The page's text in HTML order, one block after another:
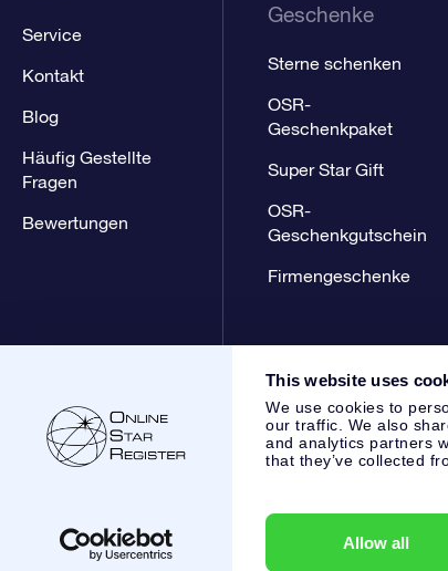
This website uses
We use cookies to
our traffic. We also
and analytics partners
that they’ve collected
Allow all
Service
Kontakt
Blog
Häufig Gestellte
Fragen
Bewertungen
Geschenke
Sterne schenken
OSR-
Geschenkpaket
Super Star Gift
OSR-
Geschenkgutschein
Firmengeschenke
Kundenservice:help@osr.org KVK: 60333553, VAT: